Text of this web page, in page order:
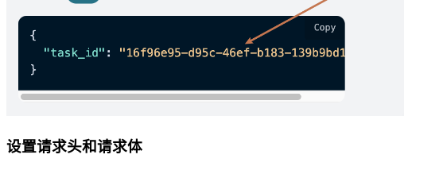
设置请求头和请求体